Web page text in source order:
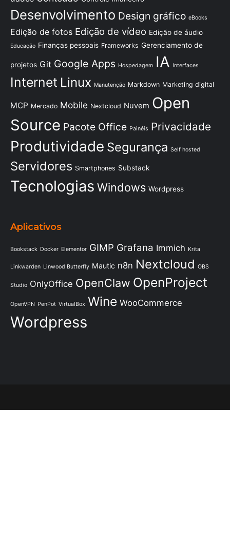
Desenvolvimento Design gráfico eBooks
Edição de fotos Edição de vídeo Edição de áudio
Educação Finanças pessoais Frameworks Gerenciamento de
projetos Git Google Apps Hospedagem IA Interfaces
Internet Linux Manutenção Markdown Marketing digital
MCP Mercado Mobile Nextcloud Nuvem Open
Source Pacote Office Painéis Privacidade
Produtividade Segurança Self hosted
Servidores Smartphones Substack
Tecnologias Windows Wordpress
Aplicativos
Bookstack Docker Elementor GIMP Grafana Immich Krita
Linkwarden Linwood Butterfly Mautic n8n Nextcloud OBS
Studio OnlyOffice OpenClaw OpenProject
OpenVPN PenPot VirtualBox Wine WooCommerce
Wordpress